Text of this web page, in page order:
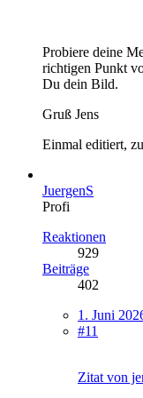
Probiere deine
richtigen Punkt
Du dein Bild.
Gruß Jens
Einmal editiert,
JuergenS
Profi
Reaktionen
929
Beiträge
402
1. Juni
#11
Zitat von